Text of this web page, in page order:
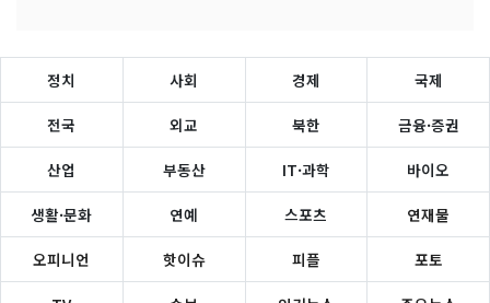
정치 사회 경제 국제
전국 외교 북한 금융·증권
산업 부동산 IT·과학 바이오
생활·문화 연예 스포츠 연재물
오피니언 핫이슈 피플 포토